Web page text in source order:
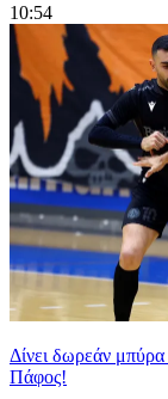
10:54
Δίνει δωρεάν
Πάφος!